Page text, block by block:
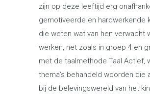
zijn op deze leeftijd erg
gemotiveerde en hardwerkende
die weten wat van hen verwacht
werken, net zoals in groep 4 en
met de taalmethode Taal Actief,
thema’s behandeld woorden die
bij de belevingswereld van het